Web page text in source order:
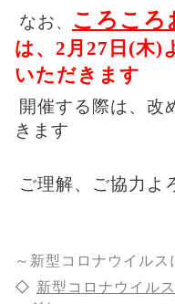
なお 、 ころころ
は、 2月 27 日 (木)
いただきます
開催する際は、改
きます
ご理解、ご協力よ
～新型コロナウイルス
◇ 新型コロナウイル